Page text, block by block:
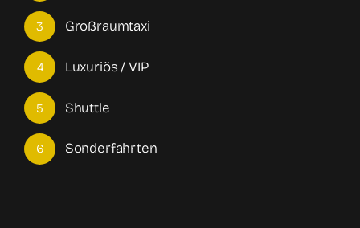
3 Großraumtaxi
4 Luxuriös / VIP
5 Shuttle
6 Sonderfahrten